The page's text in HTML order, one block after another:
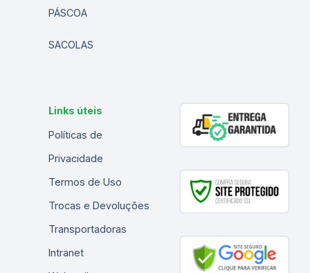
PÁSCOA
SACOLAS
Links úteis
Políticas de
Privacidade
Termos de Uso
Trocas e Devoluções
Transportadoras
Intranet